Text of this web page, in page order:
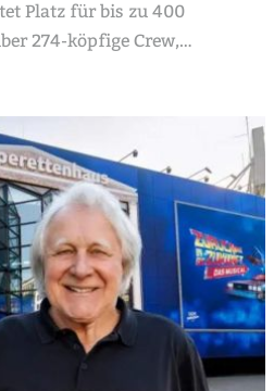
Platz für bis zu 400
274-köpfige Crew,…